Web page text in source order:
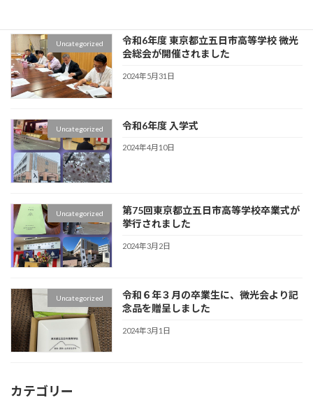
Uncategorized
令和6年度 東京都立五日市高等学校 微光
会総会が開催されました
2024年5月31日
Uncategorized 令和6年度 入学式
2024年4月10日
Uncategorized
第75回東京都立五日市高等学校卒業式が
挙行されました
2024年3月2日
Uncategorized
令和６年３月の卒業生に、微光会より記
念品を贈呈しました
2024年3月1日
カテゴリー